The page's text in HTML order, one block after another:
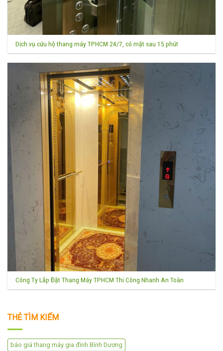
Dịch vụ cứu hộ thang máy TPHCM 24/7, có mặt sau 15 phút
Công Ty Lắp Đặt Thang Máy TPHCM Thi Công Nhanh An Toàn
THẺ TÌM KIẾM
báo giá thang máy gia đình Bình Dương